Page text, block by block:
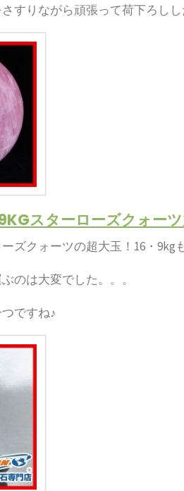
すりながら頑張って荷下ろしし
スターローズクォー
ズクォーツの超大玉！16・9kg
のは大変でした。。。
ですね♪